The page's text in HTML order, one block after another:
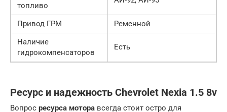
топливо
Привод ГРМ
Ременной
Наличие
гидрокомпенсаторов
Есть
Ресурс и надежность Chevrolet Nexia 1.5 8v
Вопрос ресурса мотора всегда стоит остро для